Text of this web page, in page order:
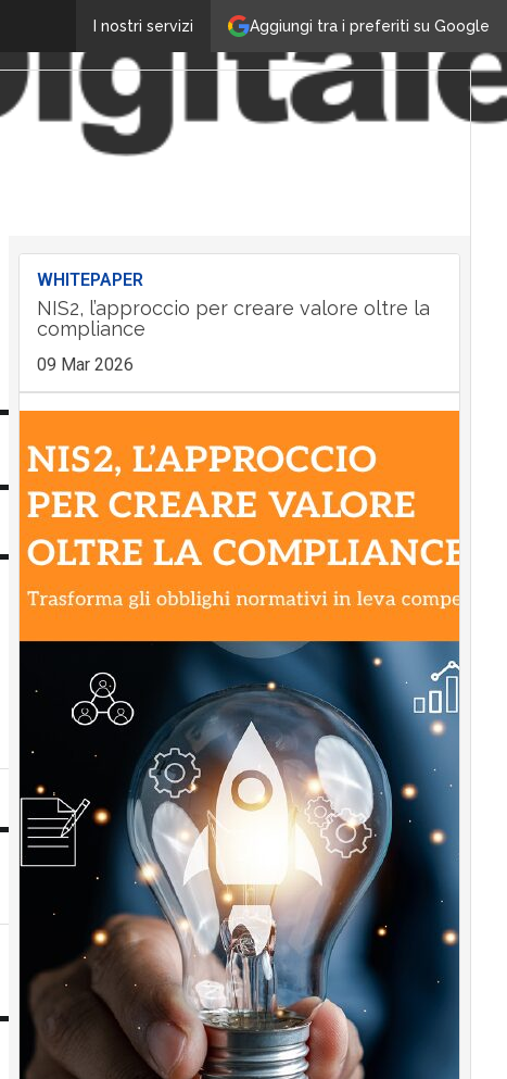
Aggiungi tra i preferiti su Google
I nostri servizi
WHITEPAPER
NIS2, l’approccio per creare valore oltre la
compliance
09 Mar 2026